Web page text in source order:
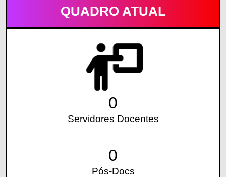
QUADRO ATUAL
0
Servidores Docentes
0
Pós-Docs